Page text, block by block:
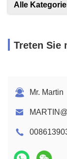
Alle
Treten Sie
Mr. Martin